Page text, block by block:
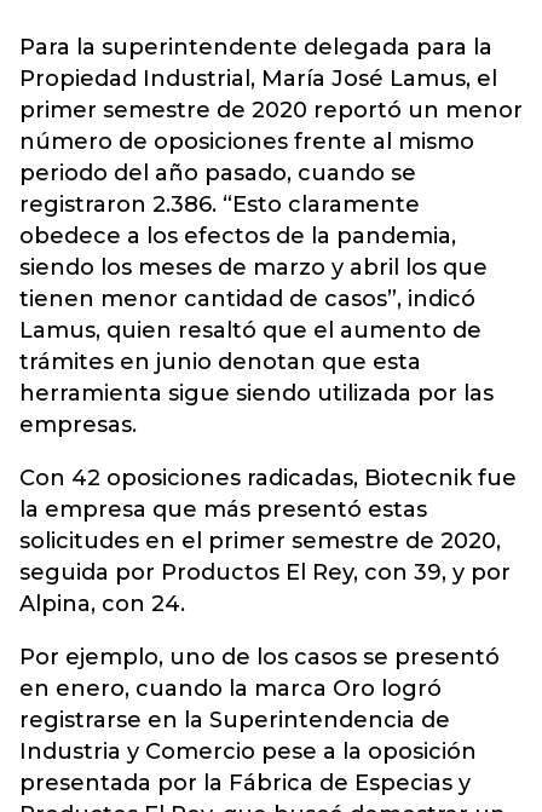
Para la superintendente delegada para la
Propiedad Industrial, María José Lamus, el
primer semestre de 2020 reportó un menor
número de oposiciones frente al mismo
periodo del año pasado, cuando se
registraron 2.386. “Esto claramente
obedece a los efectos de la pandemia,
siendo los meses de marzo y abril los que
tienen menor cantidad de casos”, indicó
Lamus, quien resaltó que el aumento de
trámites en junio denotan que esta
herramienta sigue siendo utilizada por las
empresas.
Con 42 oposiciones radicadas, Biotecnik fue
la empresa que más presentó estas
solicitudes en el primer semestre de 2020,
seguida por Productos El Rey, con 39, y por
Alpina, con 24.
Por ejemplo, uno de los casos se presentó
en enero, cuando la marca Oro logró
registrarse en la Superintendencia de
Industria y Comercio pese a la oposición
presentada por la Fábrica de Especias y